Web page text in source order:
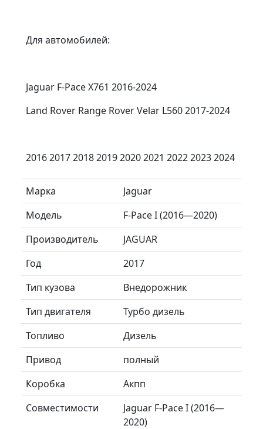
Для автомобилей:
Jaguar F-Pace X761 2016-2024
Land Rover Range Rover Velar L560 2017-2024
2016 2017 2018 2019 2020 2021 2022 2023 2024
Марка
Jaguar
Модель
F-Pace I (2016—2020)
Производитель
JAGUAR
Год
2017
Тип кузова
Внедорожник
Тип двигателя
Турбо дизель
Топливо
Дизель
Привод
полный
Коробка
Акпп
Совместимости
Jaguar F-Pace I (2016—
2020)